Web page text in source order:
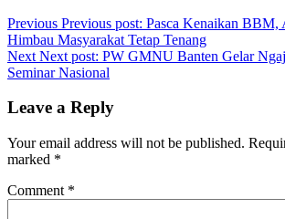
Previous Previous post: Pasca Kenaikan BBM,
Himbau Masyarakat Tetap Tenang
Next Next post: PW GMNU Banten Gelar
Seminar Nasional
Leave a Reply
Your email address will not be published.
marked *
Comment *